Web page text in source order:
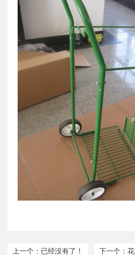
上一个：已经没有了！ 下一个：